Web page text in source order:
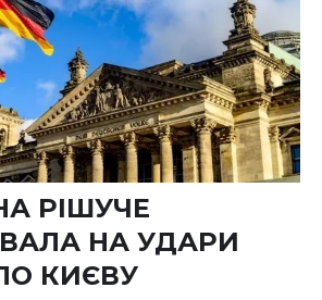
РІШУЧЕ
НА УДАРИ
КИЄВУ